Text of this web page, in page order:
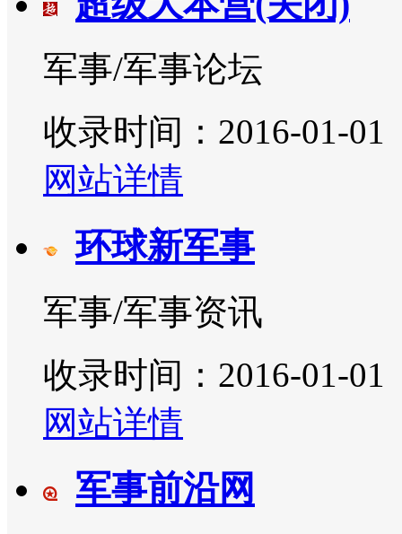
军事/军事论坛
收录时间：2016-01-01
网站详情
环球新军事
军事/军事资讯
收录时间：2016-01-01
网站详情
军事前沿网